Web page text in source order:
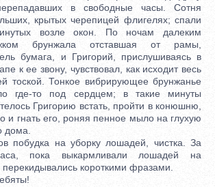
в свободные часы. Сотня
крытых черепицей флигелях; спали
возле окон. По ночам далеким
брунжала отставшая от рамы,
бумага, и Григорий, прислушиваясь в
к ее звону, чувствовал, как исходит весь
тоской. Тонкое вибрирующее брунжанье
где-то под сердцем; в такие минуты
Григорию встать, пройти в конюшню,
и гнать его, роняя пенное мыло на глухую
дома.
на уборку лошадей, чистка. За
пока выкармливали лошадей на
перекидывались короткими фразами.